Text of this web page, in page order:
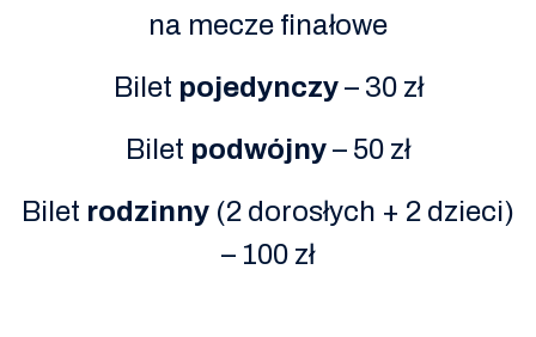
na mecze finałowe
Bilet pojedynczy– 30 zł
Bilet podwójny– 50 zł
Bilet rodzinny (2 dorosłych + 2 dzieci)
– 100 zł